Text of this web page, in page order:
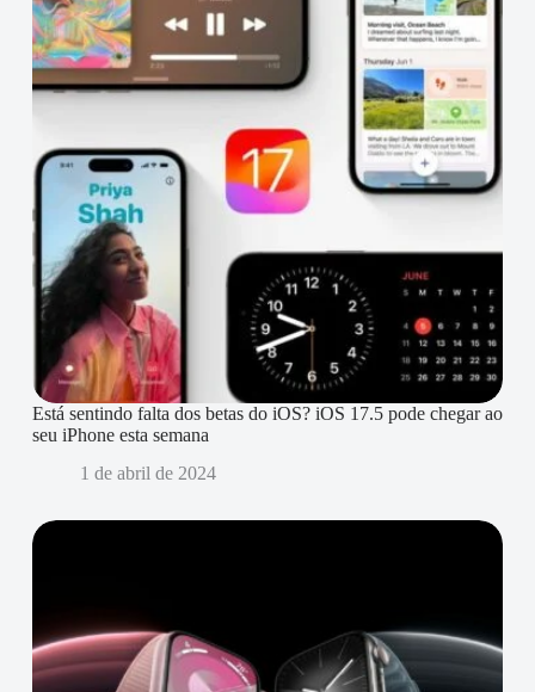
Está sentindo falta dos betas do iOS? iOS 17.5 pode chegar ao
seu iPhone esta semana
1 de abril de 2024